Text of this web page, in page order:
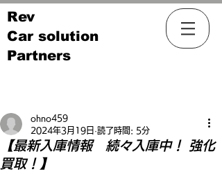
Rev
Car solution
Partners
【最新入庫情報 続々入庫中！ 強化
買取！】
ohno459
2024年3月19日 読了時間: 5分